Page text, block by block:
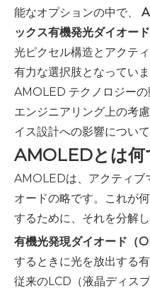
能なオプションの中で、
ックス有機発光ダイオー
光ピクセル構造とアクテ
有力な選択肢となってい
AMOLED テクノロジーの
エンジニアリング上の考
イス設計への影響について
AMOLEDとは何
AMOLEDは、アクティブ
オードの略です。これが
するために、それを分解し
有機光発現ダイオード（
するときに光を放出する
従来のLCD（液晶ディス